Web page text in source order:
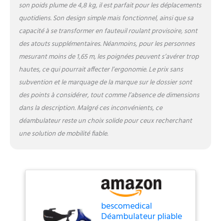
transport amovible à
fermeture éclair et un
support de canne.
LIVRAISON – Déambulateur
léger CARBON Taille M.
Contenu : 1x déambulateur
avec réflecteurs, filet de
transport, porte canne et
sangle dorsale. Cette aide à
la mobilité existe aussi au
format S et L pour s'adapter
au mieux à votre
morphologie.
son poids plume de 4,8 kg, il est parfait pour les déplacements
quotidiens. Son design simple mais fonctionnel, ainsi que sa
capacité à se transformer en fauteuil roulant provisoire, sont
des atouts supplémentaires. Néanmoins, pour les personnes
mesurant moins de 1,65 m, les poignées peuvent s’avérer trop
hautes, ce qui pourrait affecter l’ergonomie. Le prix sans
subvention et le marquage de la marque sur le dossier sont
des points à considérer, tout comme l’absence de dimensions
dans la description. Malgré ces inconvénients, ce
déambulateur reste un choix solide pour ceux recherchant
une solution de mobilité fiable.
bescomedical
Déambulateur pliable